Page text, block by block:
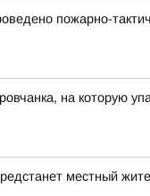
пожарно-
на которую
местный